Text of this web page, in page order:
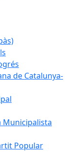
de Catalunya-
Municipalista
Popular